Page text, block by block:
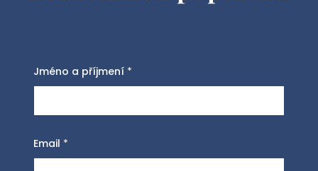
Jméno a příjmení *
Email *